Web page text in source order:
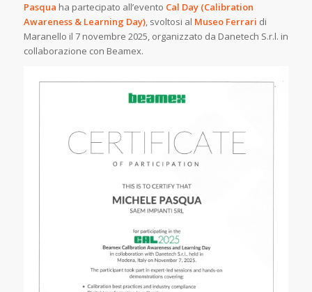
Pasqua ha partecipato all’evento Cal Day (Calibration
Awareness & Learning Day), svoltosi al Museo Ferrari di
Maranello il 7 novembre 2025, organizzato da Danetech S.r.l. in
collaborazione con Beamex.